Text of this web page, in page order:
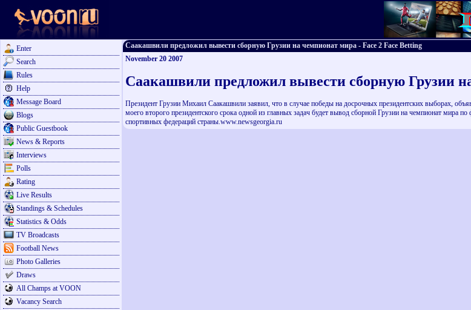
Enter
Search
Rules
Help
Message Board
Blogs
Public Guestbook
News & Reports
Interviews
Polls
Rating
Live Results
Standings & Schedules
Statistics & Odds
TV Broadcasts
Football News
Photo Galleries
Draws
All Champs at VOON
Vacancy Search
Саакашвили предложил вывести сборную Грузии на чемпионат мира - Face 2 Face Betting
November 20 2007
Саакашвили предложил вывести сборную Грузии
Президент Грузии Михаил Саакашвили заявил, что в случае победы на досрочных президентских выборах,
моего второго президентского срока одной из главных задач будет вывод сборной Грузии на чемпионат
спортивных федераций страны.www.newsgeorgia.ru